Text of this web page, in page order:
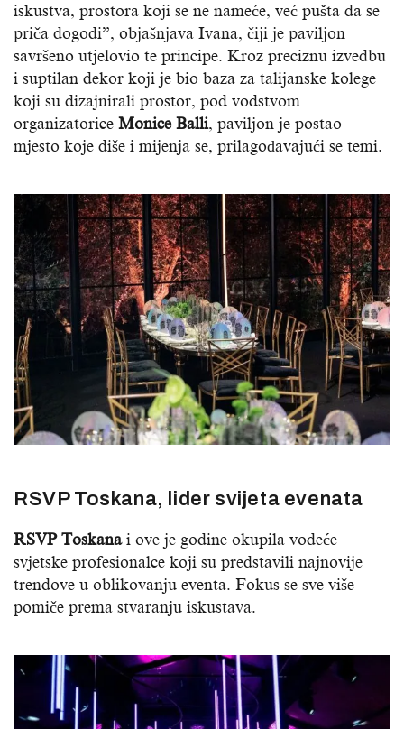
iskustva, prostora koji se ne nameće, već pušta da se
priča dogodi”, objašnjava Ivana, čiji je paviljon
savršeno utjelovio te principe. Kroz preciznu izvedbu
i suptilan dekor koji je bio baza za talijanske kolege
koji su dizajnirali prostor, pod vodstvom
organizatorice Monice Balli, paviljon je postao
mjesto koje diše i mijenja se, prilagođavajući se temi.
RSVP Toskana, lider svijeta evenata
RSVP Toskanai ove je godine okupila vodeće
svjetske profesionalce koji su predstavili najnovije
trendove u oblikovanju eventa. Fokus se sve više
pomiče prema stvaranju iskustava.